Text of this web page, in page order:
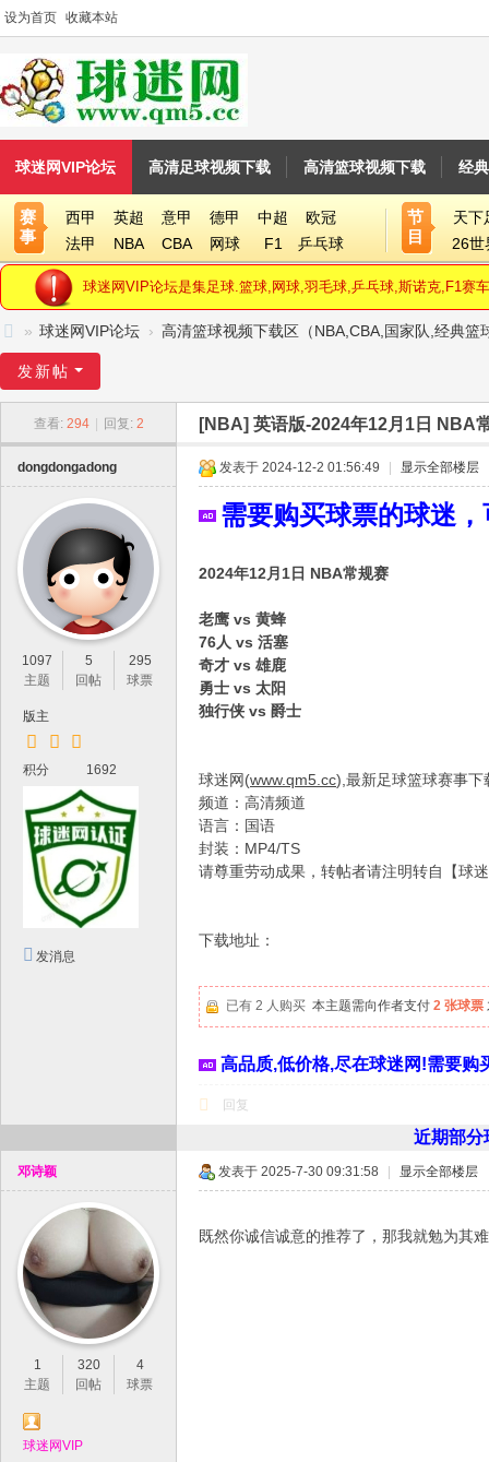
设为首页 收藏本站
球迷网VIP论坛 高清足球视频下载 高清篮球视频下载 经
赛
事
西甲 英超 意甲 德甲 中超
欧冠
法甲
NBA CBA 网球 F1 乒乓球
节
目
天下
26世
球迷网VIP论坛是集足球.篮球,网球,羽毛球,乒乓球,斯诺克,F1赛
迷
IP
» 球迷网VIP论坛 › 高清篮球视频下载区（NBA,CBA,国家队,经典篮
发新帖
查看: 294 回复: 2 [NBA] 英语版-2024年12月1日 NBA
dongdongadong
1097
主题
5
回帖
295
球票
版主
积分 1692
发消息
发表于 2024-12-2 01:56:49 显示全部楼层
需要购买球票的球迷
2024年12月1日 NBA常规赛
老鹰 vs 黄蜂
76人 vs 活塞
奇才 vs 雄鹿
勇士 vs 太阳
独行侠 vs 爵士
球迷网(www.qm5.cc),最新足球篮球赛事下
频道：高清频道
语言：国语
封装：MP4/TS
请尊重劳动成果，转帖者请注明转自【球
下载地址：
已有 2 人购买 本主题需向作者支付 2 张球票
高品质,低价格,尽在球迷网!需要购
回复
近期部分
邓诗颖
1
主题
320
回帖
4
球票
球迷网VIP
发表于 2025-7-30 09:31:58 显示全部楼层
既然你诚信诚意的推荐了，那我就勉为其